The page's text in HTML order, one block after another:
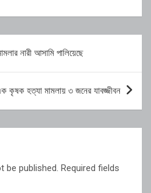
নারী আসামি পালিয়েছে
কৃষক হত্যা মামলায় ৩ জনের যাবজ্জীবন
be published. Required fields